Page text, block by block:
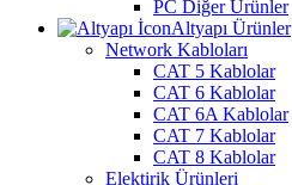
PC Diğer Ürünler
Altyapı Ürünler
Network Kabloları
CAT 5 Kablolar
CAT 6 Kablolar
CAT 6A Kablolar
CAT 7 Kablolar
CAT 8 Kablolar
Elektirik Ürünleri